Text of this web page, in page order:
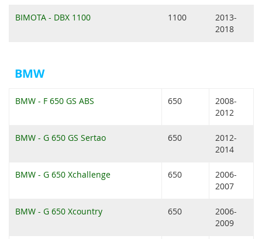
BIMOTA - DBX 1100 1100
2013-
2018
BMW
BMW - F 650 GS ABS 650
2008-
2012
BMW - G 650 GS Sertao 650
2012-
2014
BMW - G 650 Xchallenge 650
2006-
2007
BMW - G 650 Xcountry 650
2006-
2009